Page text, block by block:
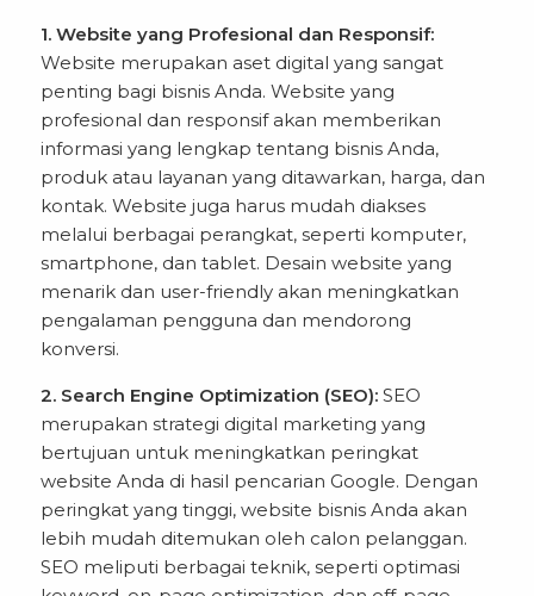
1. Website yang Profesional dan Responsif:
Website merupakan aset digital yang sangat
penting bagi bisnis Anda. Website yang
profesional dan responsif akan memberikan
informasi yang lengkap tentang bisnis Anda,
produk atau layanan yang ditawarkan, harga, dan
kontak. Website juga harus mudah diakses
melalui berbagai perangkat, seperti komputer,
smartphone, dan tablet. Desain website yang
menarik dan user-friendly akan meningkatkan
pengalaman pengguna dan mendorong
konversi.
2. Search Engine Optimization (SEO): SEO
merupakan strategi digital marketing yang
bertujuan untuk meningkatkan peringkat
website Anda di hasil pencarian Google. Dengan
peringkat yang tinggi, website bisnis Anda akan
lebih mudah ditemukan oleh calon pelanggan.
SEO meliputi berbagai teknik, seperti optimasi